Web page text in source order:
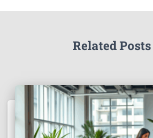
Related Posts